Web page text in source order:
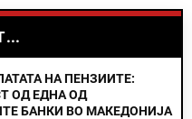
НА ПЕНЗИИТЕ:
ОД ЕДНА ОД
БАНКИ ВО МАКЕДОНИЈА